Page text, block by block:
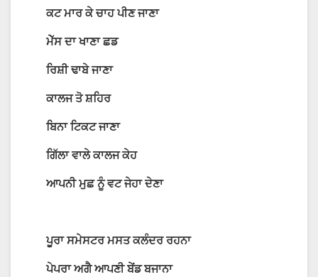
ਕਟ ਮਾਰ ਕੇ ਚਾਹ ਪੀਣ ਜਾਣਾ
ਮੇੱਸ ਦਾ ਖਾਣਾ ਛਡ
ਰਿਸ਼ੀ ਢਾਬੇ ਜਾਣਾ
ਕਾਲਜ ਤੋ ਸ਼ਹਿਰ
ਬਿਨਾ ਟਿਕਟ ਜਾਣਾ
ਗਿੱਲਾ ਵਾਲੇ ਕਾਲਜ ਕੇਹ
ਆਪਨੀ ਮੁਛ ਨੂੰ ਵਟ ਜੇਹਾ ਦੇਣਾ
ਪੂਰਾ ਸਮੇਸਟਰ ਮਸਤ ਕਲੰਦਰ ਰਹਨਾ
ਪੇਪਰਾ ਅਗੈ ਆਪਣੀ ਬੇਂਡ ਬਜਾਨਾ